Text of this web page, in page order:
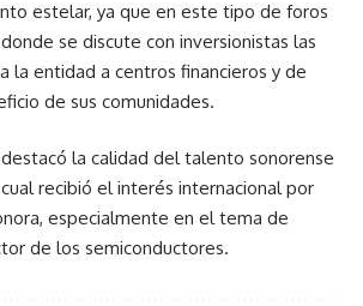
estelar, ya que en este tipo de foros
se discute con inversionistas las
la entidad a centros financieros y de
de sus comunidades.
la calidad del talento sonorense
recibió el interés internacional por
especialmente en el tema de
de los semiconductores.